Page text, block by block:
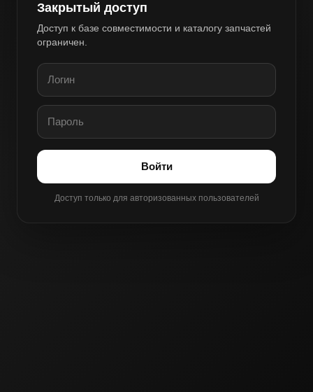
Закрытый доступ
Доступ к базе совместимости и каталогу запчастей
ограничен.
Войти
Доступ только для авторизованных пользователей